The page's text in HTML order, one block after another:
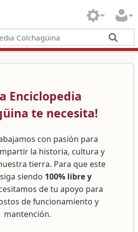
Enciclopedia
te necesita!
con pasión para
la historia, cultura y
tierra. Para que este
siendo 100% libre y
de tu apoyo para
de funcionamiento y
mantención.